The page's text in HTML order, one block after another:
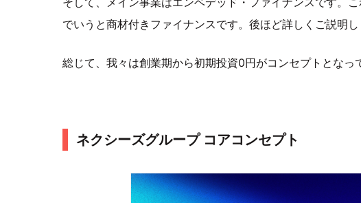
でいうと商材付きファイナンスです。後ほど詳しくご説明し
総じて、我々は創業期から初期投資0円がコンセプトとなっ
ネクシーズグループ コアコンセプト